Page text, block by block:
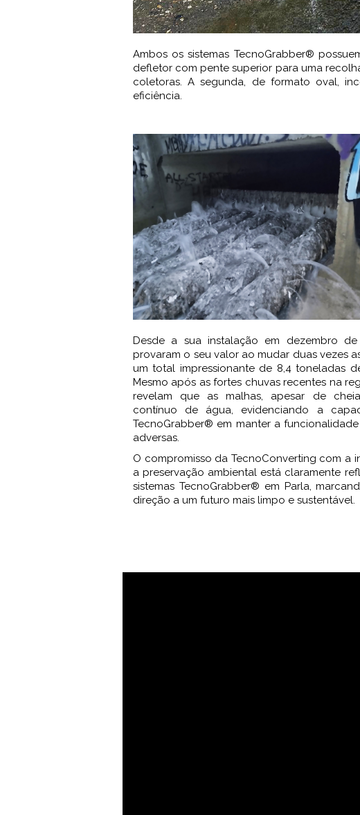
Ambos os sistemas TecnoGrabber®
defletor com pente superior para uma
coletoras. A segunda, de formato oval,
eficiência.
Desde a sua instalação em dezembro de
provaram o seu valor ao mudar duas vezes
um total impressionante de 8,4 toneladas
Mesmo após as fortes chuvas recentes na
revelam que as malhas, apesar de
contínuo de água, evidenciando a
TecnoGrabber® em manter a
adversas.
O compromisso da TecnoConverting com a
a preservação ambiental está claramente
sistemas TecnoGrabber® em Parla,
direção a um futuro mais limpo e sustentável.